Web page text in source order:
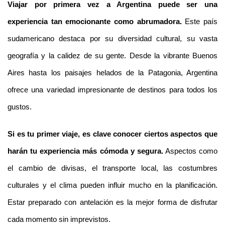
Viajar por primera vez a Argentina puede ser una
experiencia tan emocionante como abrumadora. Este país
sudamericano destaca por su diversidad cultural, su vasta
geografía y la calidez de su gente. Desde la vibrante Buenos
Aires hasta los paisajes helados de la Patagonia, Argentina
ofrece una variedad impresionante de destinos para todos los
gustos.
Si es tu primer viaje, es clave conocer ciertos aspectos que
harán tu experiencia más cómoda y segura. Aspectos como
el cambio de divisas, el transporte local, las costumbres
culturales y el clima pueden influir mucho en la planificación.
Estar preparado con antelación es la mejor forma de disfrutar
cada momento sin imprevistos.